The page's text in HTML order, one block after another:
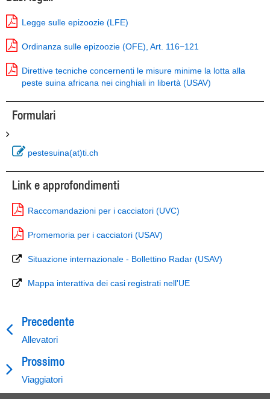
Legge sulle epizoozie (LFE)
Ordinanza sulle epizoozie (OFE), Art. 116−121
Direttive tecniche concernenti le misure minime la lotta alla
peste suina africana nei cinghiali in libertà (USAV)
Formulari
pestesuina(at)ti.ch
Link e approfondimenti
Raccomandazioni per i cacciatori (UVC)
Promemoria per i cacciatori (USAV)
Situazione internazionale - Bollettino Radar (USAV)
Mappa interattiva dei casi registrati nell'UE
Precedente
Allevatori
Prossimo
Viaggiatori